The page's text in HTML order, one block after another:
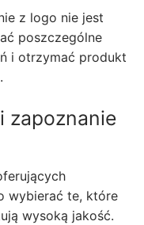
z logo nie jest
poszczególne
i otrzymać produkt
zapoznanie
wybierać te, które
wysoką jakość.